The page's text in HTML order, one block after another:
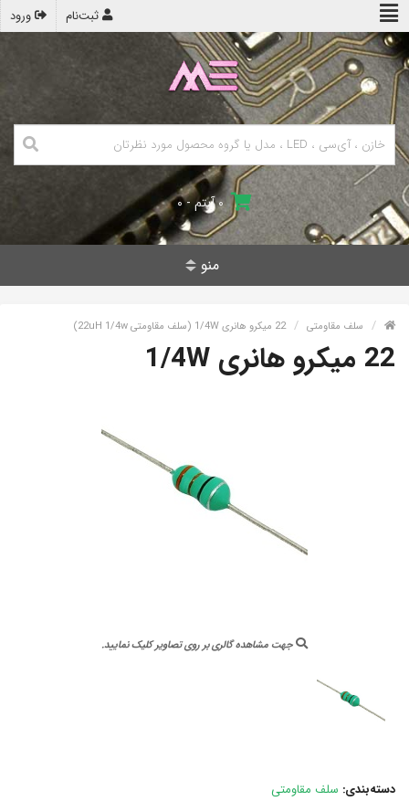
ورود ثبت‌نام
۰ آیتم - ۰
منو
سلف مقاومتی 22 میکرو هانری 1/4W (سلف مقاومتی 22uH 1/4w)
22 میکرو هانری 1/4W
جهت مشاهده گالری بر روی تصاویر کلیک نمایید.
دسته‌بندی: سلف مقاومتی